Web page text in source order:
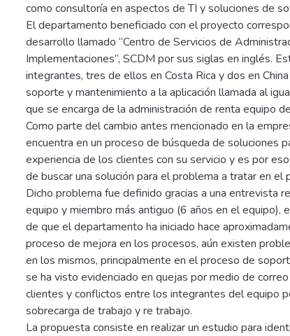
como consultoría en aspectos de TI y soluciones de
El departamento beneficiado con el proyecto
desarrollo llamado “Centro de Servicios de
Implementaciones”, SCDM por sus siglas en inglés.
integrantes, tres de ellos en Costa Rica y dos en
soporte y mantenimiento a la aplicación llamada al
que se encarga de la administración de renta equipo
Como parte del cambio antes mencionado en la
encuentra en un proceso de búsqueda de soluciones
experiencia de los clientes con su servicio y es por
de buscar una solución para el problema a tratar en el
Dicho problema fue definido gracias a una entrevista
equipo y miembro más antiguo (6 años en el equipo),
de que el departamento ha iniciado hace
proceso de mejora en los procesos, aún existen
en los mismos, principalmente en el proceso de
se ha visto evidenciado en quejas por medio de
clientes y conflictos entre los integrantes del equipo
sobrecarga de trabajo y re trabajo.
La propuesta consiste en realizar un estudio para